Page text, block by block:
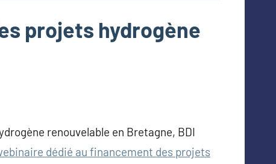
projets hydrogène
renouvelable en Bretagne, BDI
dédié au financement des projets